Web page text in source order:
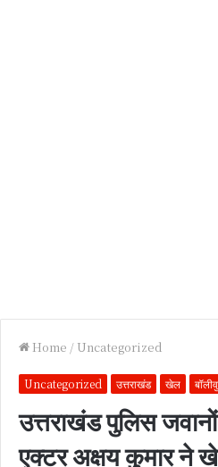
Home / Uncategorized
Uncategorized उत्तराखंड खेल
उत्तराखंड पुलिस
एक्टर अक्षय कुमार ने